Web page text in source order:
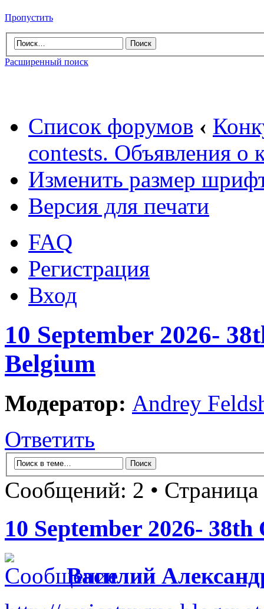
Пропустить
Расширенный поиск
Список форумов ‹
contests. Объявления о
Изменить размер
Версия для печати
FAQ
Регистрация
Вход
10 September 2026-
Belgium
Модератор: Andrey
Ответить
Сообщений: 2 • Страница
10 September 2026-
Василий